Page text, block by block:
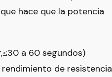
hace que la potencia
a 60 segundos)
de resistencia